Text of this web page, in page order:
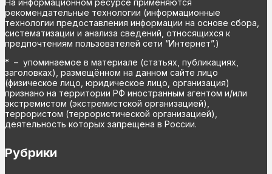
На информационном ресурсе применяются
рекомендательные технологии (информационные
технологии предоставления информации на основе сбора,
систематизации и анализа сведений, относящихся к
предпочтениям пользователей сети “Интернет”.)
* – упоминаемое в материале (статьях, публикациях,
заголовках), размещённом на данном сайте лицо
(физическое лицо, юридическое лицо, организация)
признано на территории РФ иностранным агентом и/или
экстремистом (экстремистской организацией),
террористом (террористической организацией),
деятельность которых запрещена в России.
Рубрики